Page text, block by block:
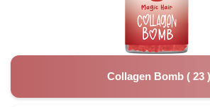
Collagen Bomb ( 23 )